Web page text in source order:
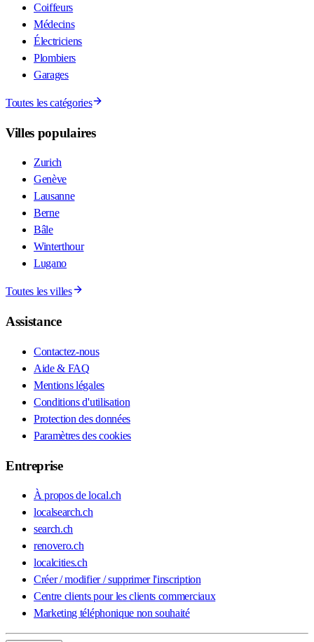
Coiffeurs
Médecins
Électriciens
Plombiers
Garages
Toutes les catégories
Villes populaires
Zurich
Genève
Lausanne
Berne
Bâle
Winterthour
Lugano
Toutes les villes
Assistance
Contactez-nous
Aide & FAQ
Mentions légales
Conditions d'utilisation
Protection des données
Paramètres des cookies
Entreprise
À propos de local.ch
localsearch.ch
search.ch
renovero.ch
localcities.ch
Créer / modifier / supprimer l'inscription
Centre clients pour les clients commerciaux
Marketing téléphonique non souhaité